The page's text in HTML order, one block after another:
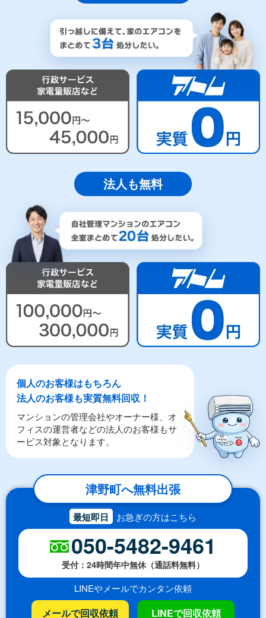
法人も無料
個人のお客様はもちろん
法人のお客様も実質無料回収！
マンションの管理会社やオーナー様、オ
フィスの運営者などの法人のお客様もサ
ービス対象となります。
津野町へ無料出張
最短即日 お急ぎの方はこちら
050-5482-9461
受付：24時間年中無休（通話料無料）
LINEやメールでカンタン依頼
メールで回収依頼 LINEで回収依頼